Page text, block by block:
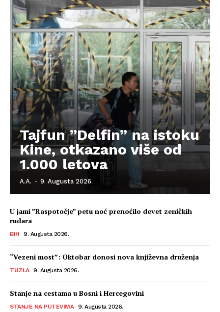
Tajfun ”Delfin” na istoku
Kine, otkazano više od
1.000 letova
A.A. - 9. Augusta 2026.
U jami ”Raspotočje” petu noć prenoćilo devet zeničkih
rudara
BIH 9. Augusta 2026.
“Vezeni most”: Oktobar donosi nova književna druženja
TUZLA 9. Augusta 2026.
Stanje na cestama u Bosni i Hercegovini
STANJE NA PUTEVIMA 9. Augusta 2026.